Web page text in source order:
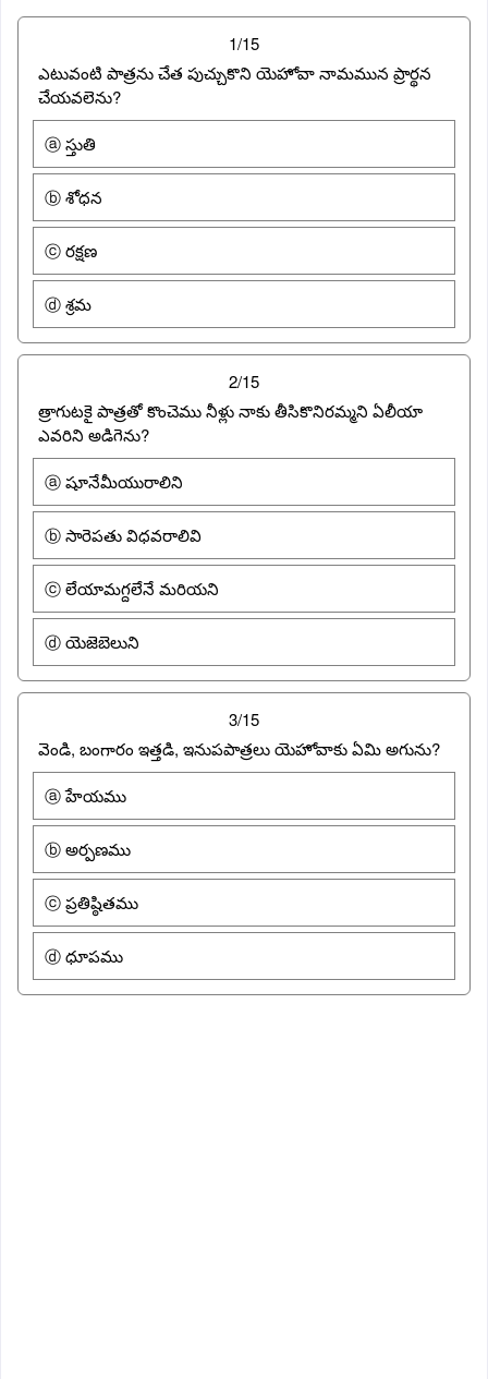
1/15
ఎటువంటి పాత్రను చేత పుచ్చుకొని యెహోవా నామమున ప్రార్థన
చేయవలెను?
ⓐ స్తుతి
ⓑ శోధన
ⓒ రక్షణ
ⓓ శ్రమ
2/15
త్రాగుటకై పాత్రతో కొంచెము నీళ్లు నాకు తీసికొనిరమ్మని ఏలీయా
ఎవరిని అడిగెను?
ⓐ షూనేమీయురాలిని
ⓑ సారెపతు విధవరాలివి
ⓒ లేయామగ్దలేనే మరియని
ⓓ యెజెబెలుని
3/15
వెండి, బంగారం ఇత్తడి, ఇనుపపాత్రలు యెహోవాకు ఏమి అగును?
ⓐ హేయము
ⓑ అర్పణము
ⓒ ప్రతిష్ఠితము
ⓓ ధూపము